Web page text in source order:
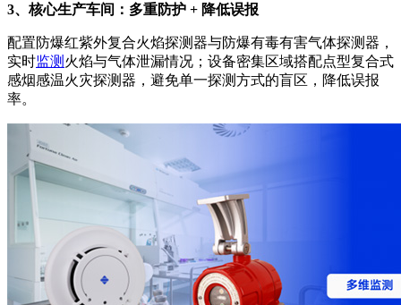
3、核心生产车间：多重防护 + 降低误报
配置防爆红紫外复合火焰探测器与防爆有毒有害气体探测器，
实时监测 火焰与气体泄漏情况；设备密集区域搭配点型复合式
感烟感温火灾探测器，避免单一探测方式的盲区，降低误报
率。